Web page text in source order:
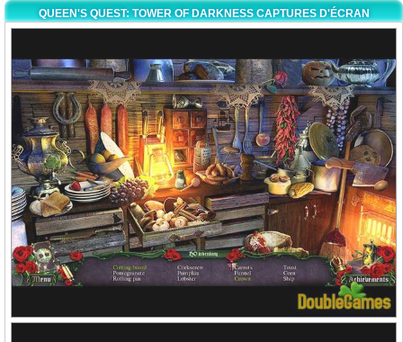
QUEEN'S QUEST: TOWER OF DARKNESS CAPTURES D'ÉCRAN